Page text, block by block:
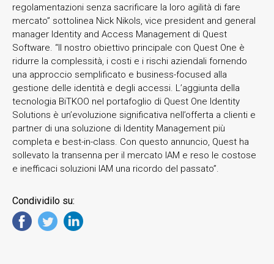
regolamentazioni senza sacrificare la loro agilità di fare
mercato” sottolinea Nick Nikols, vice president and general
manager Identity and Access Management di Quest
Software. “Il nostro obiettivo principale con Quest One è
ridurre la complessità, i costi e i rischi aziendali fornendo
una approccio semplificato e business-focused alla
gestione delle identità e degli accessi. L’aggiunta della
tecnologia BiTKOO nel portafoglio di Quest One Identity
Solutions è un’evoluzione significativa nell’offerta a clienti e
partner di una soluzione di Identity Management più
completa e best-in-class. Con questo annuncio, Quest ha
sollevato la transenna per il mercato IAM e reso le costose
e inefficaci soluzioni IAM una ricordo del passato”.
Condividilo su: